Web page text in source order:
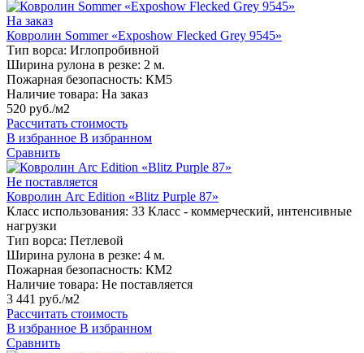
На заказ
Ковролин Sommer «Exposhow Flecked Grey 9545»
Тип ворса: Иглопробивной
Ширина рулона в резке: 2 м.
Пожарная безопасность: КМ5
Наличие товара: На заказ
520 руб./м2
Рассчитать стоимость
В избранное В избранном
Сравнить
Не поставляется
Ковролин Arc Edition «Blitz Purple 87»
Класс использования: 33 Класс - коммерческий, интенсивные
нагрузки
Тип ворса: Петлевой
Ширина рулона в резке: 4 м.
Пожарная безопасность: КМ2
Наличие товара: Не поставляется
3 441 руб./м2
Рассчитать стоимость
В избранное В избранном
Сравнить